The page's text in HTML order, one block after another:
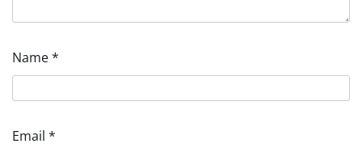
Name*
Email *